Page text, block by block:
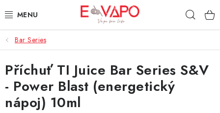
na
3D TISK
TIPY ZA DOBROU CENU
AROMATA A PŘÍCHUTĚ
Bar Series
Příchuť TI Juice Bar Series S&V
- Power Blast (energetický
nápoj) 10ml